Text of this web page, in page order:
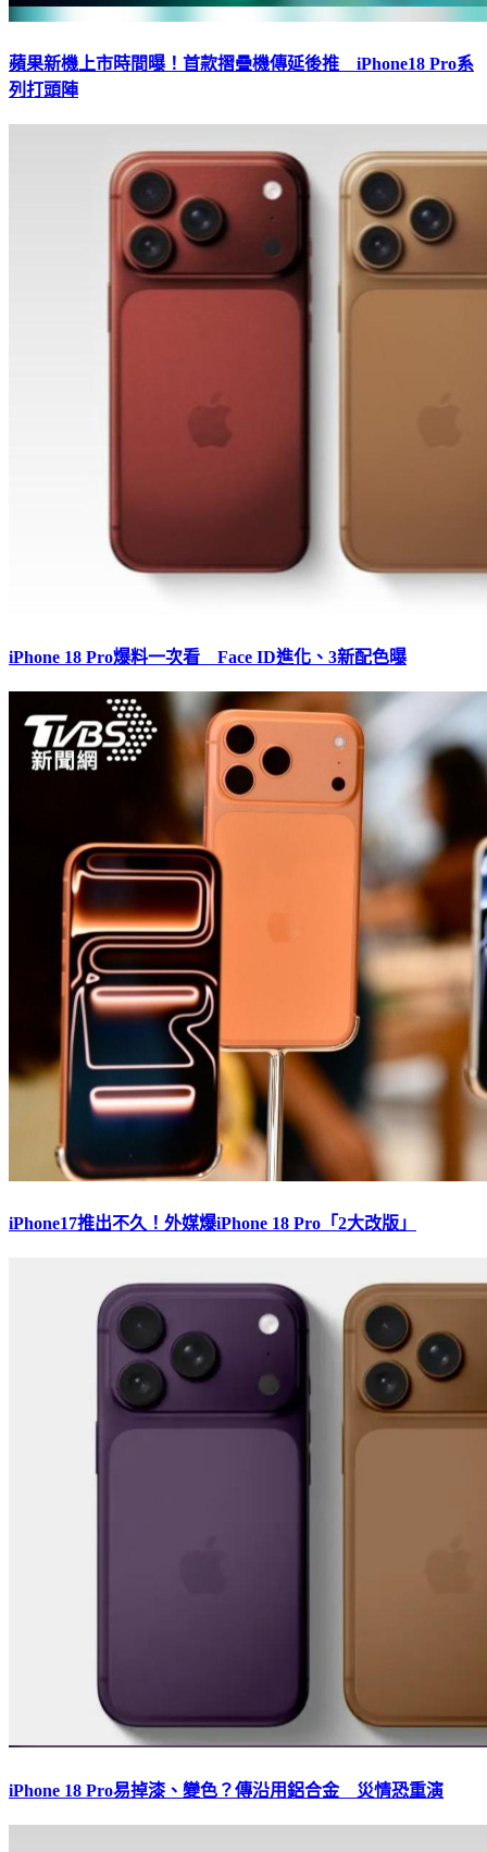
蘋果新機上市時間曝！首款摺疊機傳延後推 iPhone18 Pro系
列打頭陣
iPhone 18 Pro爆料一次看 Face ID進化、3新配色曝
iPhone17推出不久！外媒爆iPhone 18 Pro「2大改版」
iPhone 18 Pro易掉漆、變色？傳沿用鋁合金 災情恐重演